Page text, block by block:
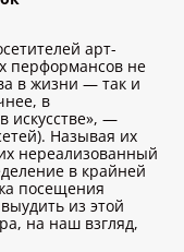
арт-
перформансов не
в жизни — так и
в
искусстве», —
Называя их
нереализованный
в крайней
посещения
из этой
на наш взгляд,